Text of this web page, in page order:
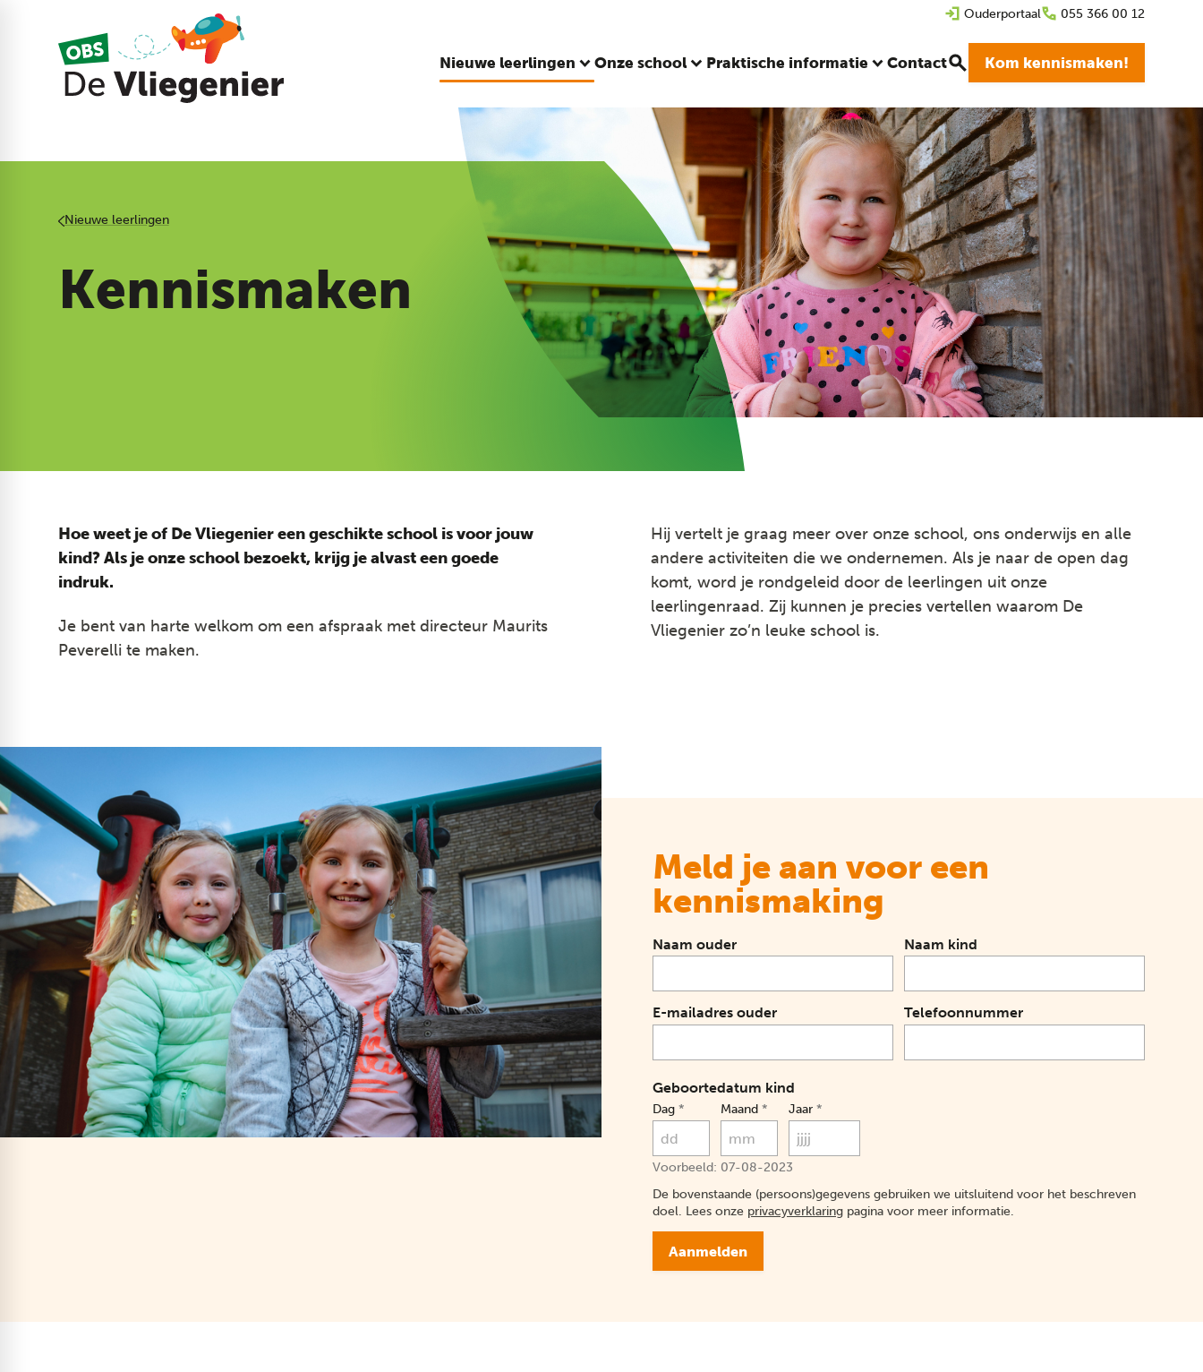
Ouderportaal 055 366 00 12
Nieuwe leerlingen Onze school Praktische informatie Contact Kom kennismaken!
Nieuwe leerlingen
Kennismaken
Hoe weet je of De Vliegenier een geschikte school is voor jouw
kind? Als je onze school bezoekt, krijg je alvast een goede
indruk.
Je bent van harte welkom om een afspraak met directeur Maurits
Peverelli te maken.
Hij vertelt je graag meer over onze school, ons onderwijs en alle
andere activiteiten die we ondernemen. Als je naar de open dag
komt, word je rondgeleid door de leerlingen uit onze
leerlingenraad. Zij kunnen je precies vertellen waarom De
Vliegenier zo’n leuke school is.
Meld je aan voor een
kennismaking
Naam ouder Naam kind
E-mailadres ouder Telefoonnummer
Geboortedatum kind
Dag * Maand * Jaar *
Voorbeeld: 07-08-2023
De bovenstaande (persoons)gegevens gebruiken we uitsluitend voor het beschreven
doel. Lees onze privacyverklaring pagina voor meer informatie.
Aanmelden